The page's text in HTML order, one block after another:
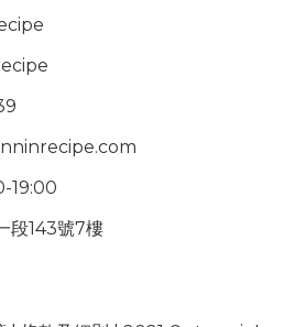
19:00
段143號7樓